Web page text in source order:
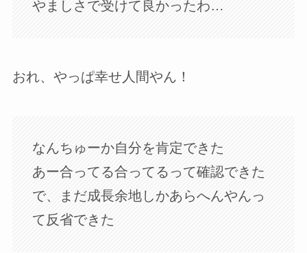
やましさで受けて良かったわ…
おれ、やっぱ幸せ人間やん！
なんちゅーか自分を肯定できた
あー合ってる合ってるって確認できた
で、まだ成長余地しかあらへんやんっ
て反省できた